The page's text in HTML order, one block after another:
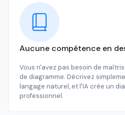
Aucune compétence en
Vous n'avez pas besoin de
de diagramme. Décrivez
langage naturel, et l'IA crée un
professionnel.